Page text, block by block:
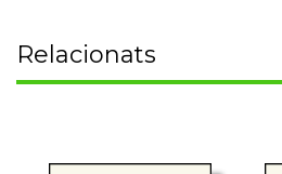
Relacionats